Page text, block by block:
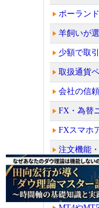
ポーラン
羊飼いが
少額で取
取扱通貨
会社の信
FX・為替
FXスマホ
注文機能
積立サー